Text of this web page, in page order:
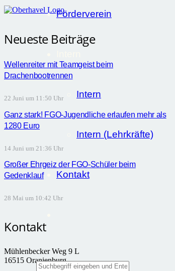
Förderverein
Intern
Intern (Lehrkräfte)
Kontakt
Neueste Beiträge
Wellenreiter mit Teamgeist beim
Drachenbootrennen
22 Juni um 11:50 Uhr
Ganz stark! FGO-Jugendliche erlaufen mehr als
1280 Euro
14 Juni um 21:36 Uhr
Großer Ehrgeiz der FGO-Schüler beim
Gedenklauf
28 Mai um 10:42 Uhr
Kontakt
Mühlenbecker Weg 9 L
16515 Oranienburg